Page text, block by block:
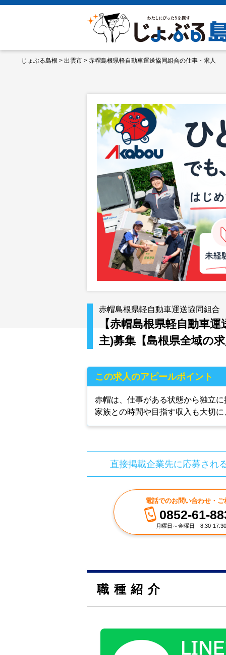
じょぶる島根 > 出雲市 > 赤帽島根県軽自動車運送協同組合の仕事・求人
赤帽島根県軽自動車運送協同組合
【赤帽島根県軽自動車
主)募集【島根県全域の
この求人のアピールポイント
赤帽は、仕事がある状態から独立
家族との時間や目指す収入も大切
直接掲載企業先に応募され
電話でのお問い合わせ・ご
0852-61-
月曜日～金曜日 8:30-17:30
職種紹介